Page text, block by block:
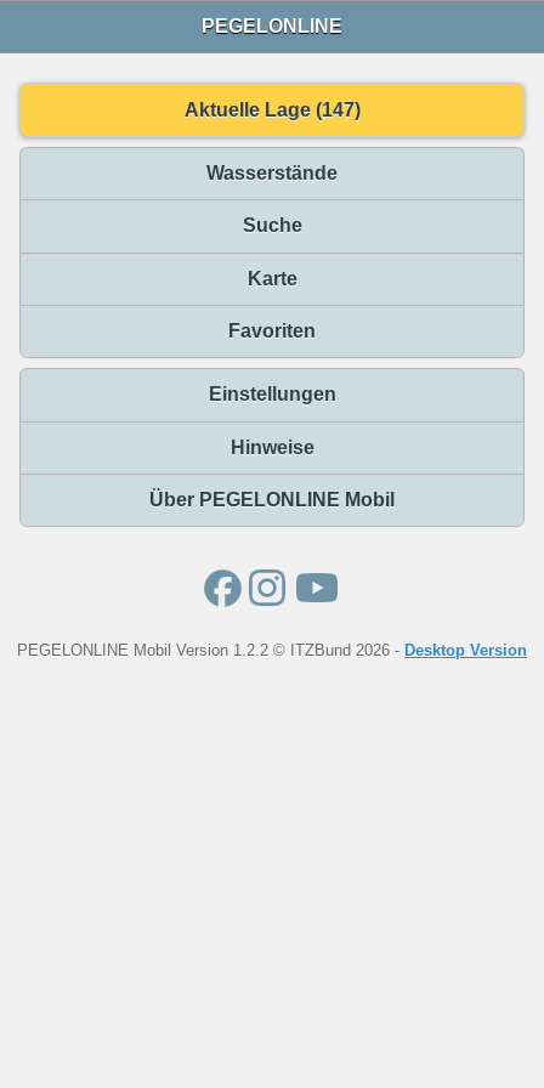
PEGELONLINE
Aktuelle Lage (147)
Wasserstände
Suche
Karte
Favoriten
Einstellungen
Hinweise
Über PEGELONLINE Mobil
PEGELONLINE Mobil Version 1.2.2 © ITZBund 2026 - Desktop Version